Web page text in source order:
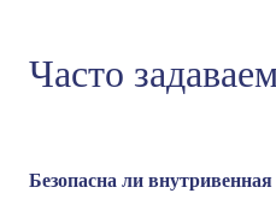
Часто
Безопасна ли